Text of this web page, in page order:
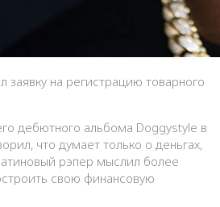
дебютного альбома Doggystyle в
что думает только о деньгах,
рэпер мыслил более
свою финансовую